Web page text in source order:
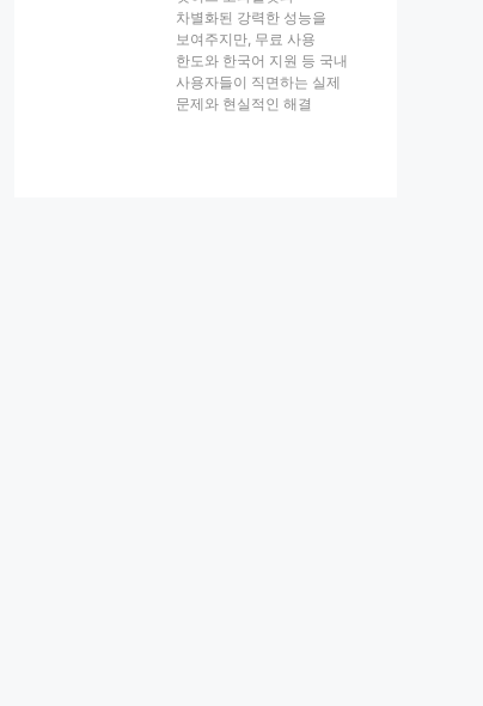
차별화된 강력한 성능을
보여주지만, 무료 사용
한도와 한국어 지원 등 국내
사용자들이 직면하는 실제
문제와 현실적인 해결